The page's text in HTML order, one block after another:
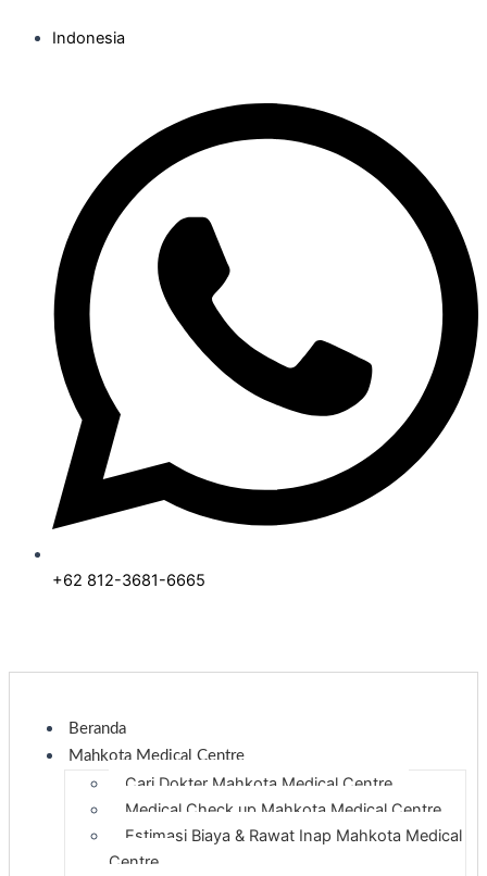
Indonesia
+62 812-3681-6665
Beranda
Mahkota Medical Centre
Cari Dokter Mahkota Medical Centre
Medical Check up Mahkota Medical Centre
Estimasi Biaya & Rawat Inap Mahkota Medical
Centre